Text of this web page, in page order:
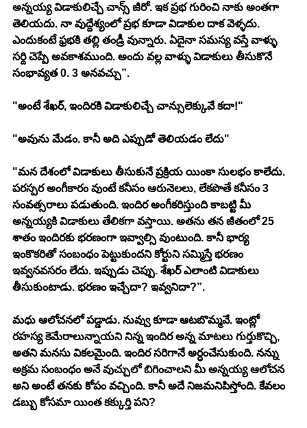
అన్నయ్య విడాకులిచ్చే చాన్స్ జీరో. ఇక ప్రభ గురించి నాకు అంతగా
తెలియదు. నా వుద్దేశ్యంలో ప్రభ కూడా విడాకుల దాక వెళ్ళదు.
ఎందుకంటే ఫ్రభకి తల్లి తండ్రీ వున్నారు. ఏదైనా సమస్య వస్తే వాళ్ళు
సర్ది చెప్పే అవకాశముంది. అందు వల్ల వాళ్ళు విడాకులు తీసుకొనే
సంభావ్యత 0. 3 అనవచ్చు”.
"అంటే శేఖర్, ఇందిరకి విడాకులిచ్చే చాన్సులెక్కువే కదా!"
"అవును మేడం. కానీ అది ఎప్పుడో తెలియడం లేదు"
"మన దేశంలో విడాకులు తీసుకునే ప్రక్రియ యింకా సులభం కాలేదు.
పరస్పర అంగీకారం వుంటే కనీసం ఆరునెలలు, లేకపొతే కనీసం 3
సంవత్సరాలు పడుతుంది. ఇందిర అంగీకరిస్తుంది కాబట్టి మీ
అన్నయ్యకి విడాకులు తేలికగా వస్తాయి. అతను తన జీతంలో 25
శాతం ఇందిరకు భరణంగా ఇవ్వాల్సి వుంటుంది. కానీ భార్య
ఇంకొకరితో సంబంధం పెట్టుకుందని కోర్టుని సమ్మిస్తే భరణం
ఇవ్వనవసరం లేదు. ఇప్పుడు చెప్పు. శేఖర్ ఎలాంటి విడాకులు
తీసుకుంటాడు. భరణం ఇచ్చేదా? ఇవ్వనిదా?”.
మధు ఆలోచనలో పడ్డాడు. నువ్వు కూడా ఆటబొమ్మవే. ఇంట్లో
రహస్య కెమేరాలున్నాయని నిన్న ఇందిర అన్న మాటలు గుర్తుకొచ్చి,
అతని మనసు వికలమైంది. ఇందిర సరిగానే అర్ధంచేసుకుంది. నన్ను
అక్రమ సంబంధం అనే వుచ్చులో బిగించాలని మీ అన్నయ్య ఆలోచన
అని అంటే తనకు కోపం వచ్చింది. కానీ అదే నిజమనిపిస్తోంది. కేవలం
డబ్బు కోసమా యింత కక్కుర్తి పని?